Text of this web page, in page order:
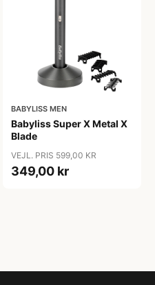
BABYLISS MEN
Babyliss Super X Metal X
Blade
VEJL. PRIS 599,00 KR
349,00 kr